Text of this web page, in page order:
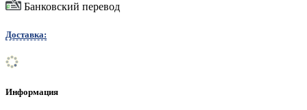
Банковский перевод
Доставка:
Информация